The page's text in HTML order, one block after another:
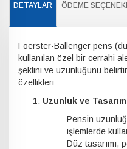
DETAYLAR ÖDEME
Foerster-Ballenger pens
kullanılan özel bir cerrahi
şeklini ve uzunluğunu
özellikleri:
Uzunluk ve
Pensin
işlemlerde
Düz tasarımı,